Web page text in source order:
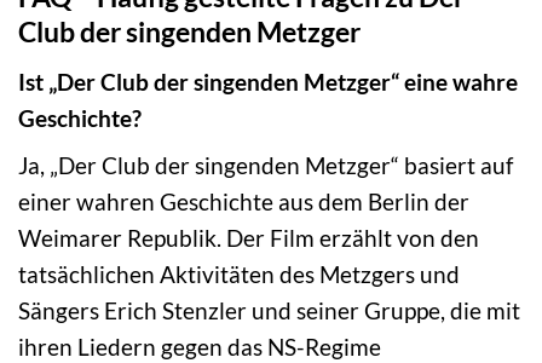
Club der singenden Metzger
Ist „Der Club der singenden Metzger“ eine wahre
Geschichte?
Ja, „Der Club der singenden Metzger“ basiert auf
einer wahren Geschichte aus dem Berlin der
Weimarer Republik. Der Film erzählt von den
tatsächlichen Aktivitäten des Metzgers und
Sängers Erich Stenzler und seiner Gruppe, die mit
ihren Liedern gegen das NS-Regime